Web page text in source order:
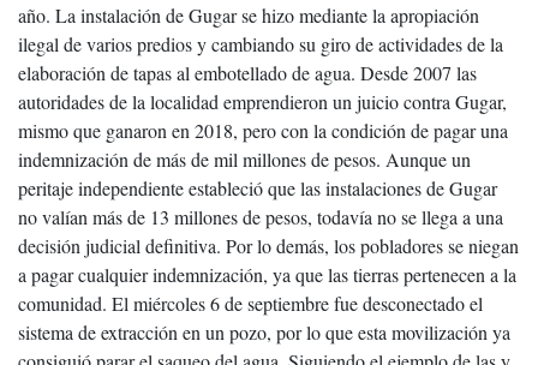
año. La instalación de Gugar se hizo mediante la apropiación
ilegal de varios predios y cambiando su giro de actividades de la
elaboración de tapas al embotellado de agua. Desde 2007 las
autoridades de la localidad emprendieron un juicio contra Gugar,
mismo que ganaron en 2018, pero con la condición de pagar una
indemnización de más de mil millones de pesos. Aunque un
peritaje independiente estableció que las instalaciones de Gugar
no valían más de 13 millones de pesos, todavía no se llega a una
decisión judicial definitiva. Por lo demás, los pobladores se niegan
a pagar cualquier indemnización, ya que las tierras pertenecen a la
comunidad. El miércoles 6 de septiembre fue desconectado el
sistema de extracción en un pozo, por lo que esta movilización ya